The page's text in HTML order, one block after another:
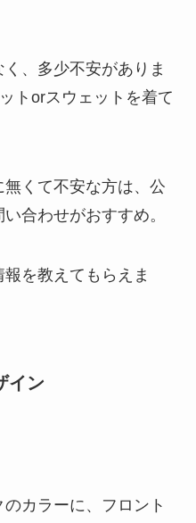
、多少不安がありま
トorスウェットを着て
くて不安な方は、公
合わせがおすすめ。
を教えてもらえま
イン
カラーに、フロント